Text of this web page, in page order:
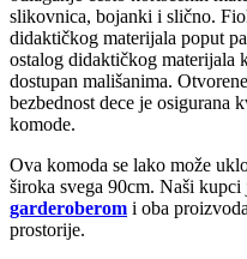
slikovnica, bojanki i slično.
didaktičkog materijala poput
ostalog didaktičkog materijala
dostupan mališanima.
bezbednost dece je osigurana
komode.
Ova komoda se lako može
široka svega 90cm. Naši
garderoberom i oba
prostorije.